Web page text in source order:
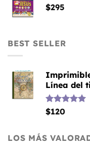
$295
BEST SELLER
Línea del
Valorado
$120
LOS MÁS